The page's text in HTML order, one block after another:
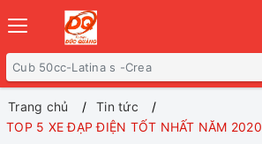
Trang chủ
Tin tức
TOP 5 XE ĐẠP ĐIỆN TỐT NHẤT NĂM 2020